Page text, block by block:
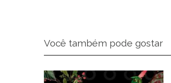
Você também pode gostar